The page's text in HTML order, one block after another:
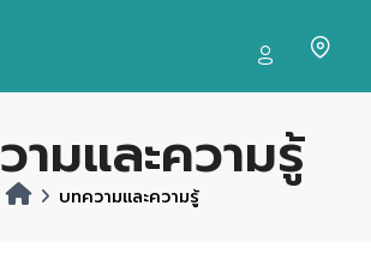
ามและความรู้
บทความและความรู้